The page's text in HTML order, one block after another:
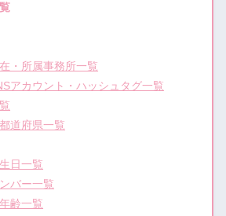
・所属事務所一覧
アカウント・ハッシュタグ一覧
道府県一覧
日一覧
バー一覧
齢一覧